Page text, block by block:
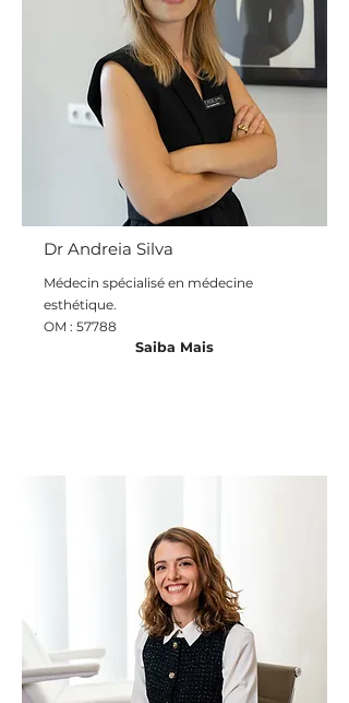
Dr Andreia Silva
Médecin spécialisé en médecine
esthétique.
OM : 57788
Saiba Mais